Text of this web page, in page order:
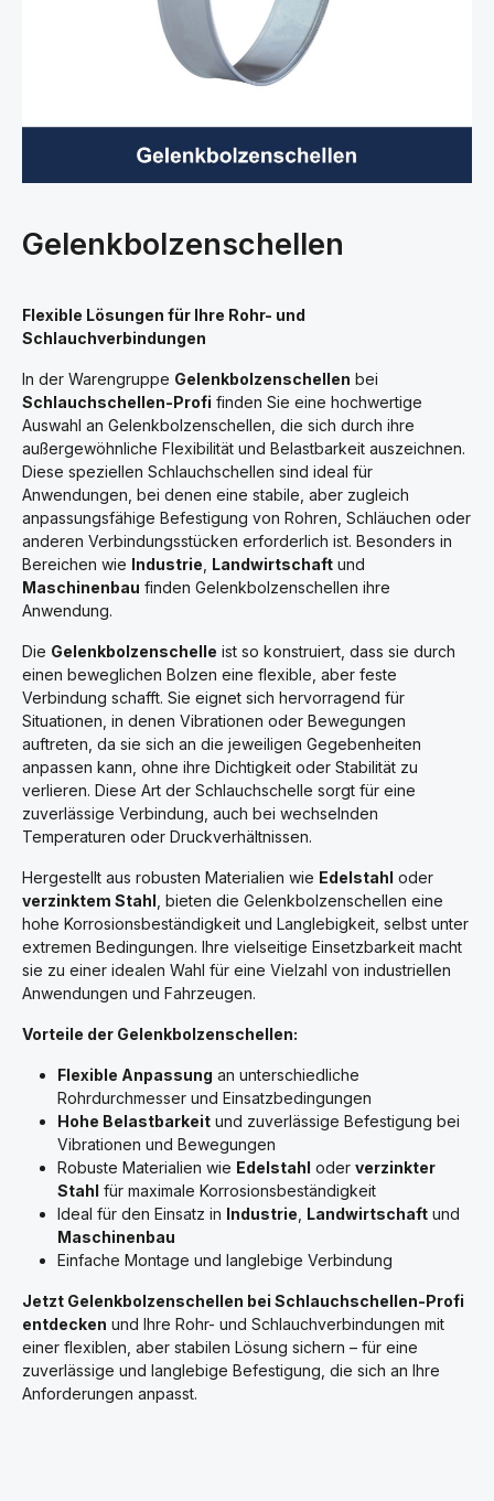
Gelenkbolzenschellen
Flexible Lösungen für Ihre Rohr- und
Schlauchverbindungen
In der Warengruppe Gelenkbolzenschellen bei
Schlauchschellen-Profi finden Sie eine hochwertige
Auswahl an Gelenkbolzenschellen, die sich durch ihre
außergewöhnliche Flexibilität und Belastbarkeit auszeichnen.
Diese speziellen Schlauchschellen sind ideal für
Anwendungen, bei denen eine stabile, aber zugleich
anpassungsfähige Befestigung von Rohren, Schläuchen oder
anderen Verbindungsstücken erforderlich ist. Besonders in
Bereichen wie Industrie Landwirtschaft und
Maschinenbau finden Gelenkbolzenschellen ihre
Anwendung.
Die Gelenkbolzenschelle ist so konstruiert, dass sie durch
einen beweglichen Bolzen eine flexible, aber feste
Verbindung schafft. Sie eignet sich hervorragend für
Situationen, in denen Vibrationen oder Bewegungen
auftreten, da sie sich an die jeweiligen Gegebenheiten
anpassen kann, ohne ihre Dichtigkeit oder Stabilität zu
verlieren. Diese Art der Schlauchschelle sorgt für eine
zuverlässige Verbindung, auch bei wechselnden
Temperaturen oder Druckverhältnissen.
Hergestellt aus robusten Materialien wie Edelstahl oder
verzinktem Stahl , bieten die Gelenkbolzenschellen eine
hohe Korrosionsbeständigkeit und Langlebigkeit, selbst unter
extremen Bedingungen. Ihre vielseitige Einsetzbarkeit macht
sie zu einer idealen Wahl für eine Vielzahl von industriellen
Anwendungen und Fahrzeugen.
Vorteile der Gelenkbolzenschellen:
Flexible Anpassung an unterschiedliche
Rohrdurchmesser und Einsatzbedingungen
Hohe Belastbarkeit und zuverlässige Befestigung bei
Vibrationen und Bewegungen
Robuste Materialien wie Edelstahl oder verzinkter
Stahl für maximale Korrosionsbeständigkeit
Ideal für den Einsatz in Industrie Landwirtschaft und
Maschinenbau
Einfache Montage und langlebige Verbindung
Jetzt Gelenkbolzenschellen bei Schlauchschellen-Profi
entdecken und Ihre Rohr- und Schlauchverbindungen mit
einer flexiblen, aber stabilen Lösung sichern – für eine
zuverlässige und langlebige Befestigung, die sich an Ihre
Anforderungen anpasst.